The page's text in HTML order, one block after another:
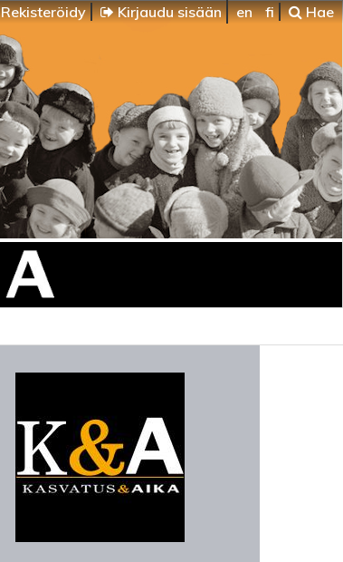
Rekisteröidy Kirjaudu sisään en fi Hae